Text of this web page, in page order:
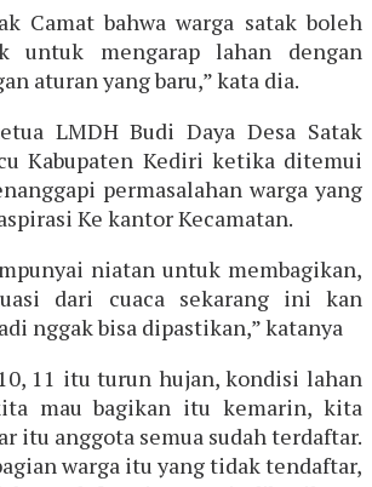
Camat bahwa warga satak boleh
untuk mengarap lahan dengan
aturan yang baru,” kata dia.
LMDH Budi Daya Desa Satak
Kabupaten Kediri ketika ditemui
permasalahan warga yang
Ke kantor Kecamatan.
niatan untuk membagikan,
dari cuaca sekarang ini kan
nggak bisa dipastikan,” katanya
11 itu turun hujan, kondisi lahan
mau bagikan itu kemarin, kita
itu anggota semua sudah terdaftar.
warga itu yang tidak tendaftar,